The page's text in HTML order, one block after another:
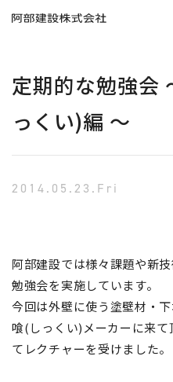
定期的な勉強会
っくい)編 ～
2014.05.23.Fri
阿部建設では様々課題や新
勉強会を実施しています。
今回は外壁に使う塗壁材・
喰(しっくい)メーカーに来
てレクチャーを受けました。